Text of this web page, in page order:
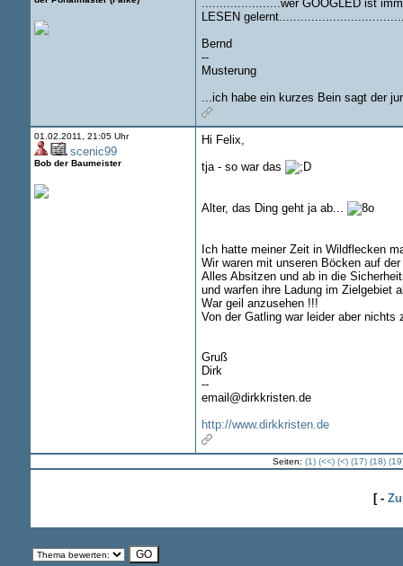
......................wer GOOGLED ist
LESEN
Bernd
--
Musterung
...ich habe ein kurzes Bein sagt der
01.02.2011, 21:05 Uhr
scenic99
Bob der Baumeister
Hi Felix,
tja - so war das
Alter, das Ding geht ja ab...
Ich hatte meiner Zeit in Wildflecken
Wir waren mit unseren Böcken auf
Alles Absitzen und ab in die
und warfen ihre Ladung im Zielgebiet
War geil anzusehen !!!
Von der Gatling war leider aber nichts
Gruß
Dirk
--
email@dirkkristen.de
http://www.dirkkristen.de
Seiten: (1) (<<) (<) (17) (18)
[ -